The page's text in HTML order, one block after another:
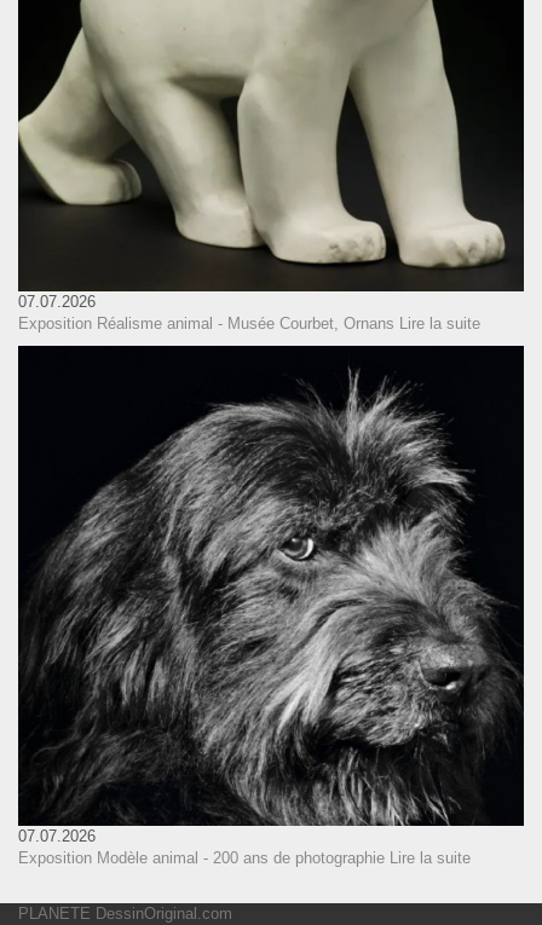
07.07.2026
Exposition Réalisme animal - Musée Courbet, Ornans Lire la suite
07.07.2026
Exposition Modèle animal - 200 ans de photographie Lire la suite
PLANETE DessinOriginal.com